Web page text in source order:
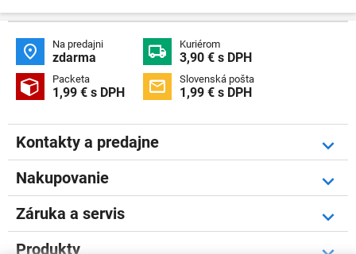
 Na predajni
zdarma  Kuriérom
3,90 € s DPH
 Packeta
1,99 € s DPH  Slovenská pošta
1,99 € s DPH
Kontakty a predajne
Nakupovanie
Záruka a servis
Produkty